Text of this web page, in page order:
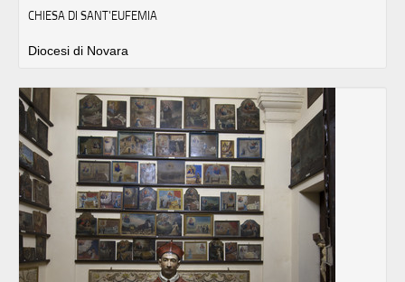
CHIESA DI SANT'EUFEMIA
Diocesi di Novara